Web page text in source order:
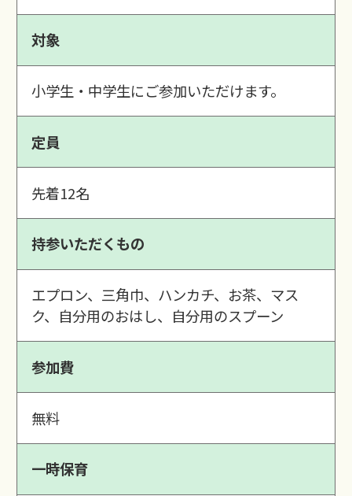
対象
小学生・中学生にご参加いただけます。
定員
先着12名
持参いただくもの
エプロン、三角巾、ハンカチ、お茶、マス
ク、自分用のおはし、自分用のスプーン
参加費
無料
一時保育